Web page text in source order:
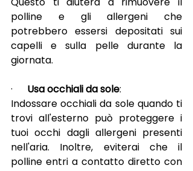
polline e gli allergeni che
potrebbero essersi depositati sui
capelli e sulla pelle durante la
giornata.
· Usa occhiali da sole:
Indossare occhiali da sole quando ti
trovi all'esterno può proteggere i
tuoi occhi dagli allergeni presenti
nell'aria. Inoltre, eviterai che il
polline entri a contatto diretto con